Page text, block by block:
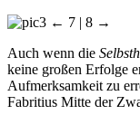
← 7 | 8 →
Auch wenn die
keine großen Erfolge
Aufmerksamkeit zu
Fabritius Mitte der